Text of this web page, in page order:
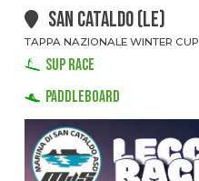
SAN CATALDO (LE)
TAPPA NAZIONALE WINTER CUP
SUP RACE
PADDLEBOARD